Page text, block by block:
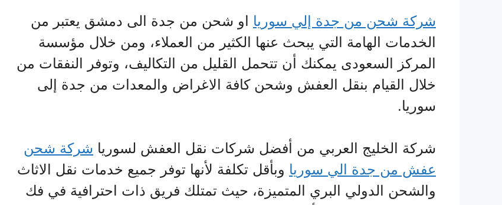
شركة شحن من جدة إلي سوريا او شحن من جدة الى دمشق يعتبر من
الخدمات الهامة التي يبحث عنها الكثير من العملاء، ومن خلال مؤسسة
المركز السعودى يمكنك أن تتحمل القليل من التكاليف، وتوفر النفقات من
خلال القيام بنقل العفش وشحن كافة الاغراض والمعدات من جدة إلى
سوريا.
شركة الخليج العربي من أفضل شركات نقل العفش لسوريا شركة شحن
عفش من جدة الي سوريا وبأقل تكلفة لأنها توفر جميع خدمات نقل الاثاث
والشحن الدولي البري المتميزة، حيث تمتلك فريق ذات احترافية في فك